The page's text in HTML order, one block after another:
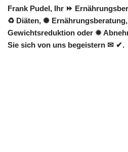
Frank Pudel, Ihr ⏩
♻ Diäten, ✺
Gewichtsreduktion oder ✹
Sie sich von uns begeistern ✉ ✔.